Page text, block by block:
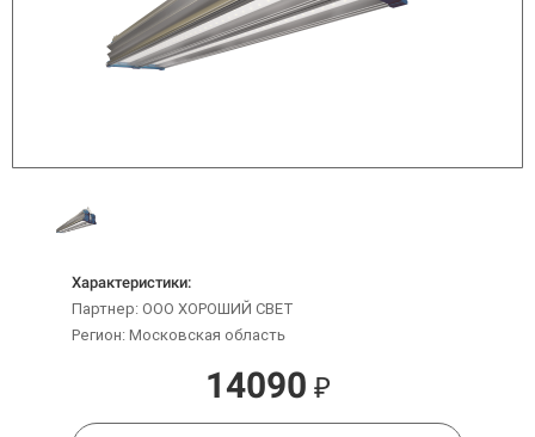
Характеристики:
Партнер: ООО ХОРОШИЙ СВЕТ
Регион: Московская область
14090 ₽